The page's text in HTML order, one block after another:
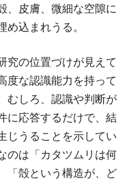
、皮膚、微細な空隙に
込まれうる。
究の位置づけが見えて
度な認識能力を持って
むしろ、認識や判断が
に応答するだけで、結
じうることを示してい
のは「カタツムリは何
「殻という構造が、ど